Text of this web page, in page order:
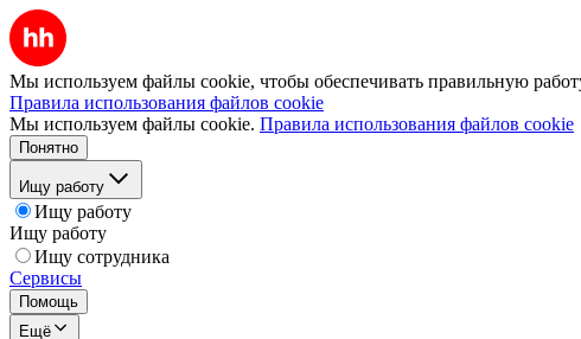
Мы используем файлы cookie, чтобы обеспечивать правильную
Правила использования файлов cookie
Мы используем файлы cookie. Правила использования файлов cookie
Понятно
Ищу работу
Ищу работу
Ищу работу
Ищу сотрудника
Сервисы
Помощь
Ещё